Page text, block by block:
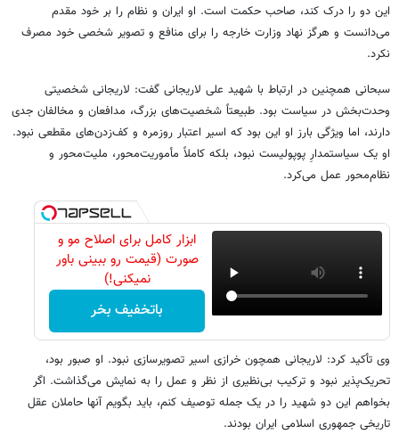
این دو را درک کند، صاحب حکمت است. او ایران و نظام را بر خود مقدم
می‌دانست و هرگز نهاد وزارت خارجه را برای منافع و تصویر شخصی خود مصرف
نکرد.
سبحانی همچنین در ارتباط با شهید علی لاریجانی گفت: لاریجانی شخصیتی
وحدت‌بخش در سیاست بود. طبیعتاً شخصیت‌های بزرگ، مدافعان و مخالفان جدی
دارند، اما ویژگی بارز او این بود که اسیر اعتبار روزمره و کف‌زدن‌های مقطعی نبود.
او یک سیاستمدارِ پوپولیست نبود، بلکه کاملاً مأموریت‌محور، ملیت‌محور و
نظام‌محور عمل می‌کرد.
ابزار کامل برای اصلاح مو و
صورت (قیمت رو ببینی باور
نمیکنی!)
باتخفیف بخر
وی تأکید کرد: لاریجانی همچون خرازی اسیر تصویرسازی نبود. او صبور بود،
تحریک‌پذیر نبود و ترکیب بی‌نظیری از نظر و عمل را به نمایش می‌گذاشت. اگر
بخواهم این دو شهید را در یک جمله توصیف کنم، باید بگویم آنها حاملان عقل
تاریخی جمهوری اسلامی ایران بودند.